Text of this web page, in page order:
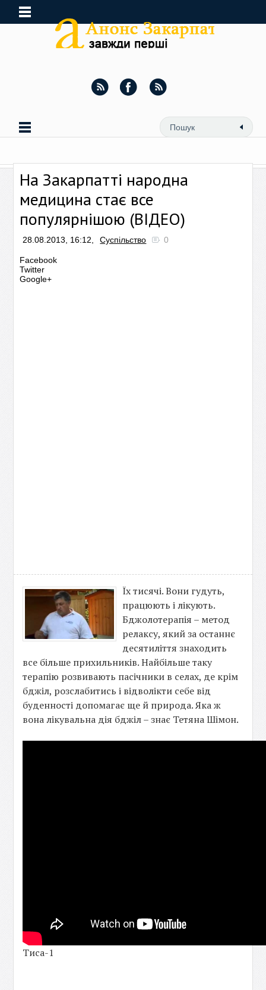
На Закарпатті народна
медицина стає все
популярнішою (ВІДЕО)
28.08.2013, 16:12, Суспільство 0
Facebook
Twitter
Google+
Їх тисячі. Вони гудуть,
працюють і лікують.
Бджолотерапія – метод
релаксу, який за останнє
десятиліття знаходить
все більше прихильників. Найбільше таку
терапію розвивають пасічники в селах, де крім
бджіл, розслабитись і відволікти себе від
буденності допомагає ще й природа. Яка ж
вона лікувальна дія бджіл – знає Тетяна Шімон.
Тиса-1